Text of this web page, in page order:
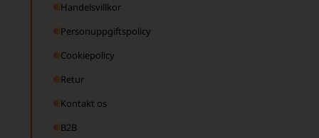
Handelsvillkor
Personuppgiftspolicy
Cookiepolicy
Retur
Kontakt os
B2B